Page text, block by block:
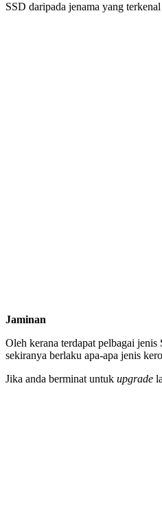
SSD daripada jenama yang
Jaminan
Oleh kerana terdapat pelbagai
sekiranya berlaku apa-apa jenis
Jika anda berminat untuk upgrade